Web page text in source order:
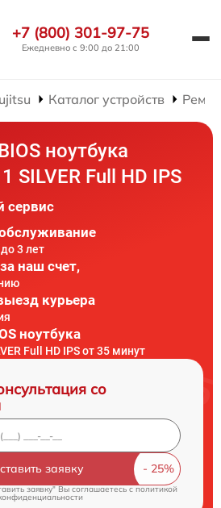
+7 (800) 301-97-75
Ежедневно с 9:00 до 21:00
Каталог устройств
ноутбука
SILVER Full HD IPS
сервис
3 лет
наш счет,
курьера
ноутбука
Full HD IPS от 35 минут
со
заявку
заявку" Вы соглашаетесь cполитикой